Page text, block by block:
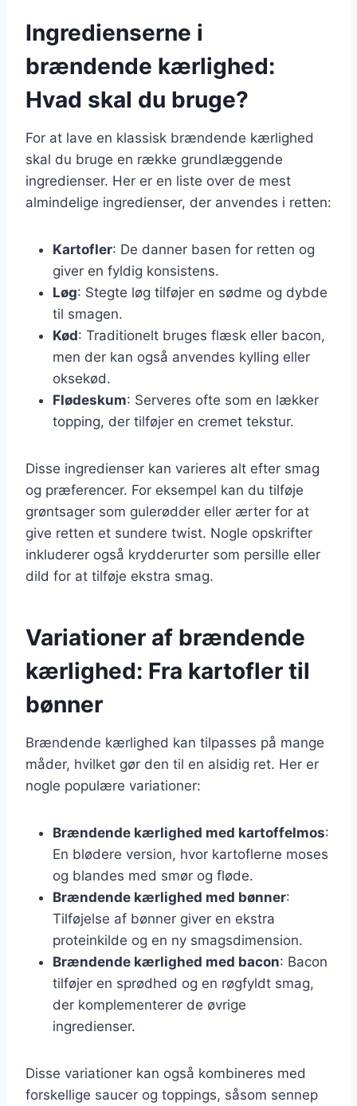
Ingredienserne i
brændende kærlighed:
Hvad skal du bruge?
For at lave en klassisk brændende kærlighed
skal du bruge en række grundlæggende
ingredienser. Her er en liste over de mest
almindelige ingredienser, der anvendes i retten:
Kartofler: De danner basen for retten og
giver en fyldig konsistens.
Løg: Stegte løg tilføjer en sødme og dybde
til smagen.
Kød: Traditionelt bruges flæsk eller bacon,
men der kan også anvendes kylling eller
oksekød.
Flødeskum: Serveres ofte som en lækker
topping, der tilføjer en cremet tekstur.
Disse ingredienser kan varieres alt efter smag
og præferencer. For eksempel kan du tilføje
grøntsager som gulerødder eller ærter for at
give retten et sundere twist. Nogle opskrifter
inkluderer også krydderurter som persille eller
dild for at tilføje ekstra smag.
Variationer af brændende
kærlighed: Fra kartofler til
bønner
Brændende kærlighed kan tilpasses på mange
måder, hvilket gør den til en alsidig ret. Her er
nogle populære variationer:
Brændende kærlighed med kartoffelmos:
En blødere version, hvor kartoflerne moses
og blandes med smør og fløde.
Brændende kærlighed med bønner:
Tilføjelse af bønner giver en ekstra
proteinkilde og en ny smagsdimension.
Brændende kærlighed med bacon: Bacon
tilføjer en sprødhed og en røgfyldt smag,
der komplementerer de øvrige
ingredienser.
Disse variationer kan også kombineres med
forskellige saucer og toppings, såsom sennep